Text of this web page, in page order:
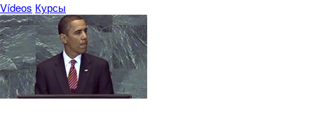
Vídeos Курсы